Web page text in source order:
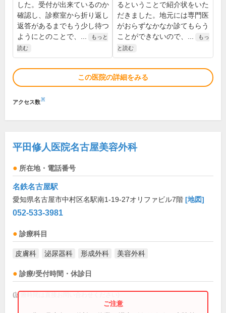
した。受付が出来ているのか
確認し、診察室から折り返し
返答があるまでもう少し待つ
ようにとのことで、...
もっと
読む
るということで紹介状をいた
だきました。地元には専門医
がおらずなかなか診てもらう
ことができないので、...
もっ
と読む
この医院の詳細をみる
アクセス数※
平田修人医院名古屋美容外科
所在地・電話番号
名鉄名古屋駅
愛知県名古屋市中村区名駅南1-19-27オリファビル7階 [地図]
052-533-3981
診療科目
皮膚科 泌尿器科 形成外科 美容外科
診療/受付時間・休診日
(診療時間は直接お問い合わせください)